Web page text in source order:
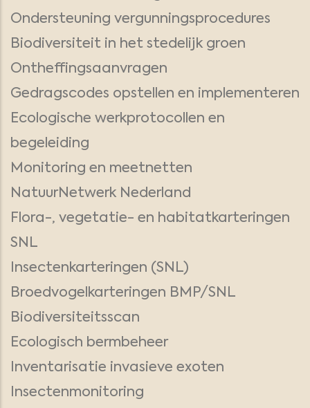
Ondersteuning vergunningsprocedures
Biodiversiteit in het stedelijk groen
Ontheffingsaanvragen
Gedragscodes opstellen en implementeren
Ecologische werkprotocollen en
begeleiding
Monitoring en meetnetten
NatuurNetwerk Nederland
Flora-, vegetatie- en habitatkarteringen
SNL
Insectenkarteringen (SNL)
Broedvogelkarteringen BMP/SNL
Biodiversiteitsscan
Ecologisch bermbeheer
Inventarisatie invasieve exoten
Insectenmonitoring